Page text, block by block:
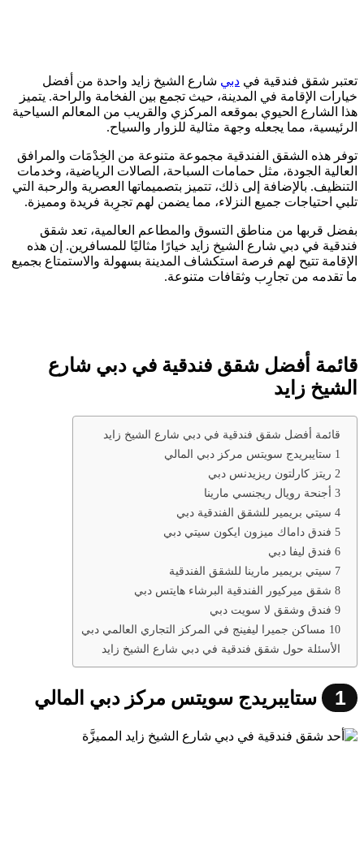
تعتبر شقق فندقية في دبي شارع الشيخ زايد واحدة من أفضل
خيارات الإقامة في المدينة، حيث تجمع بين الفخامة والراحة. يتميز
هذا الشارع الحيوي بموقعه المركزي والقريب من المعالم السياحية
الرئيسية، مما يجعله وجهة مثالية للزوار والسياح.
توفر هذه الشقق الفندقية مجموعة متنوعة من الخِدْمَات والمرافق
العالية الجودة، مثل حمامات السباحة، الصالات الرياضية، وخدمات
التنظيف. بالإضافة إلى ذلك، تتميز بتصميماتها العصرية والرحبة التي
تلبي احتياجات جميع النزلاء، مما يضمن لهم تجرِبة فريدة ومميزة.
بفضل قربها من مناطق التسوق والمطاعم العالمية، تعد شقق
فندقية في دبي شارع الشيخ زايد خيارًا مثاليًا للمسافرين. إن هذه
الإقامة تتيح لهم فرصة استكشاف المدينة بسهولة والاستمتاع بجميع
ما تقدمه من تجارِب وثقافات متنوعة.
قائمة أفضل شقق فندقية في دبي شارع
الشيخ زايد
قائمة أفضل شقق فندقية في دبي شارع الشيخ زايد
1 ستايبريدج سويتس مركز دبي المالي
2 ريتز كارلتون ريزيدنس دبي
3 أجنحة رويال ريجنسي مارينا
4 سيتي بريمير للشقق الفندقية دبي
5 فندق داماك ميزون ايكون سيتي دبي
6 فندق ليفا دبي
7 سيتي بريمير مارينا للشقق الفندقية
8 شقق ميركيور الفندقية البرشاء هايتس دبي
9 فندق وشقق لا سويت دبي
10 مساكن جميرا ليفينج في المركز التجاري العالمي دبي
الأسئلة حول شقق فندقية في دبي شارع الشيخ زايد
1 ستايبريدج سويتس مركز دبي المالي